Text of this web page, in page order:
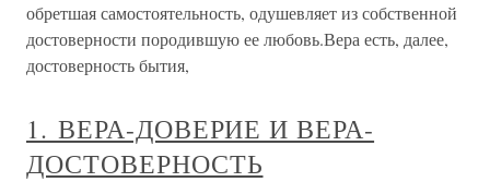
обретшая самостоятельность, одушевляет из собственной
достоверности породившую ее любовь.Вера есть, далее,
достоверность бытия,
1. ВЕРА-ДОВЕРИЕ И ВЕРА-
ДОСТОВЕРНОСТЬ